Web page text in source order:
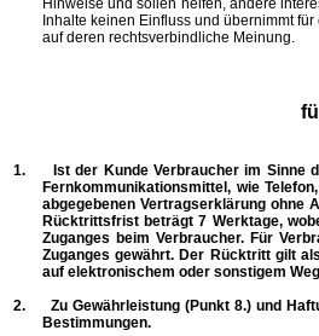
Hinweise und sollen helfen, andere
Inhalte keinen Einfluss und übernimmt
auf deren rechtsverbindliche Meinung.
1.
Ist der Kunde Verbraucher im Sinne
Fernkommunikationsmittel, wie
abgegebenen Vertragserklärung ohne
Rücktrittsfrist beträgt 7 Werktage,
Zuganges beim Verbraucher. Für
Zuganges gewährt. Der Rücktritt gilt
auf elektronischem oder sonstigem
2.
Zu Gewährleistung (Punkt 8.) und
Bestimmungen.